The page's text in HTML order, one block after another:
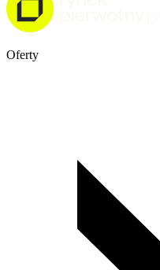
Oferty